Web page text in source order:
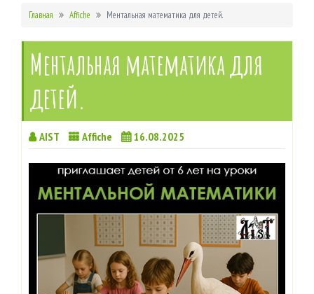
Главная Affiche Ментальная математика для детей.
Ментальная математика для
детей.
AIST Affiche 16.08.2025